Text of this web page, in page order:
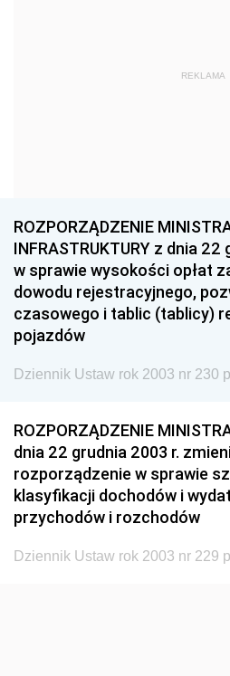
1962
1948 1947
1945 1944
1938 1937
1935
1926 1925
1923 1922
1920 1919
REKLAMA
ROZPORZĄDZENIE
INFRASTRUKTURY z dnia 22
w sprawie wysokości opłat
dowodu rejestracyjnego,
czasowego i tablic (tablicy)
pojazdów
Dziennik Ustaw rok 2003 nr 230
ROZPORZĄDZENIE
dnia 22 grudnia 2003 r.
rozporządzenie w sprawie
klasyfikacji dochodów i
przychodów i rozchodów
Dziennik Ustaw rok 2003 nr 229